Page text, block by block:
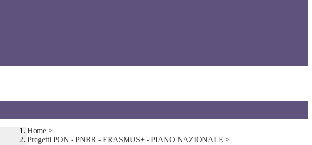
Home >
Progetti PON - PNRR - ERASMUS+ - PIANO NAZIONALE >